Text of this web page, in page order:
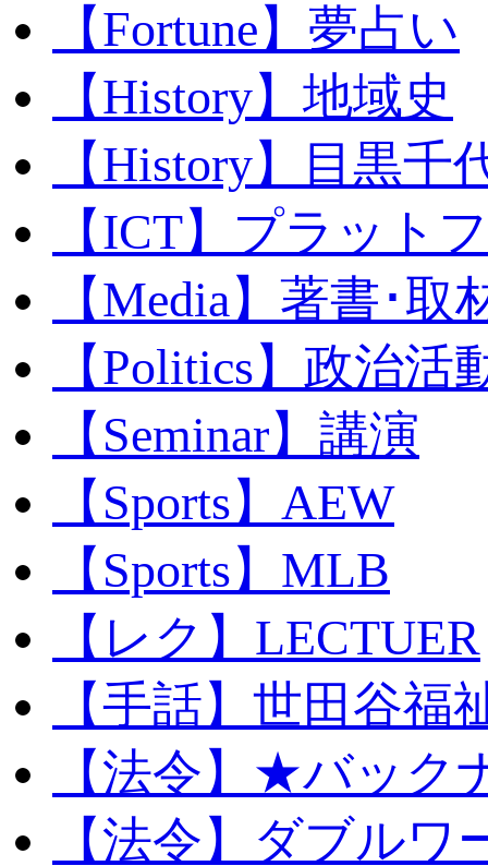
【Fortune】夢占い
【History】地域史
【History】目黒千
【ICT】プラット
【Media】著書･取
【Politics】政治活
【Seminar】講演
【Sports】AEW
【Sports】MLB
【レク】LECTUER
【手話】世田谷福
【法令】★バック
【法令】ダブルワ